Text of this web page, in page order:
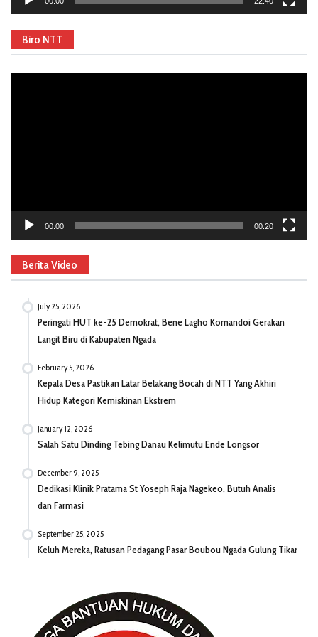
Biro NTT
00:00 00:20
Berita Video
July 25, 2026
Peringati HUT ke-25 Demokrat, Bene Lagho Komandoi Gerakan
Langit Biru di Kabupaten Ngada
February 5, 2026
Kepala Desa Pastikan Latar Belakang Bocah di NTT Yang Akhiri
Hidup Kategori Kemiskinan Ekstrem
January 12, 2026
Salah Satu Dinding Tebing Danau Kelimutu Ende Longsor
December 9, 2025
Dedikasi Klinik Pratama St Yoseph Raja Nagekeo, Butuh Analis
dan Farmasi
September 25, 2025
Keluh Mereka, Ratusan Pedagang Pasar Boubou Ngada Gulung Tikar